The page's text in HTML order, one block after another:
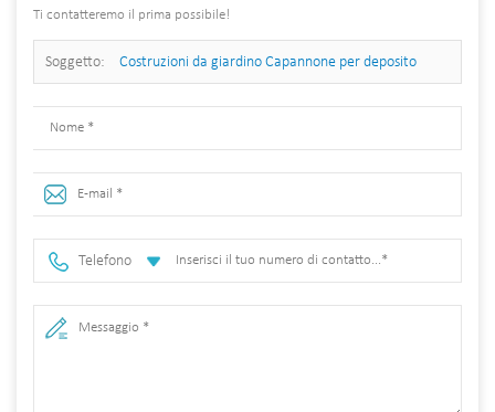
Ti contatteremo il prima possibile!
Soggetto: Costruzioni da giardino Capannone per deposito
biciclette in un unico pezzo in acciaiotelaiotettuccio
Telefono